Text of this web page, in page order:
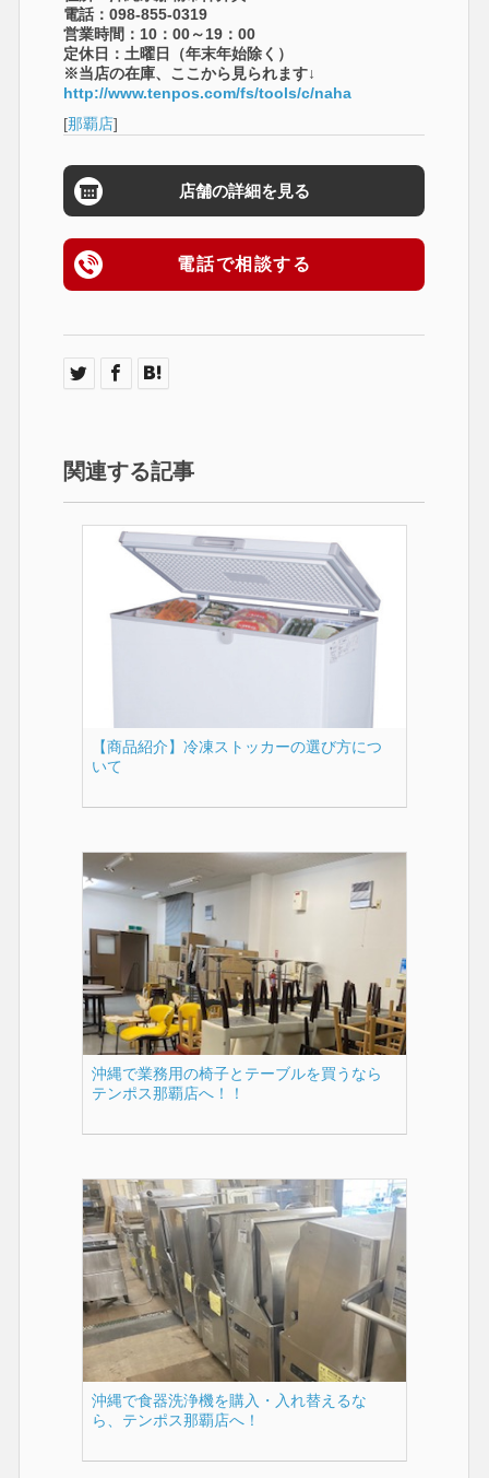
電話：098-855-0319
営業時間：10：00～19：00
定休日：土曜日（年末年始除く）
※当店の在庫、ここから見られます↓
http://www.tenpos.com/fs/tools/c/naha
[那覇店]
店舗の詳細を見る
電話で相談する
関連する記事
【商品紹介】冷凍ストッカーの選び方につ
いて
沖縄で業務用の椅子とテーブルを買うなら
テンポス那覇店へ！！
沖縄で食器洗浄機を購入・入れ替えるな
ら、テンポス那覇店へ！